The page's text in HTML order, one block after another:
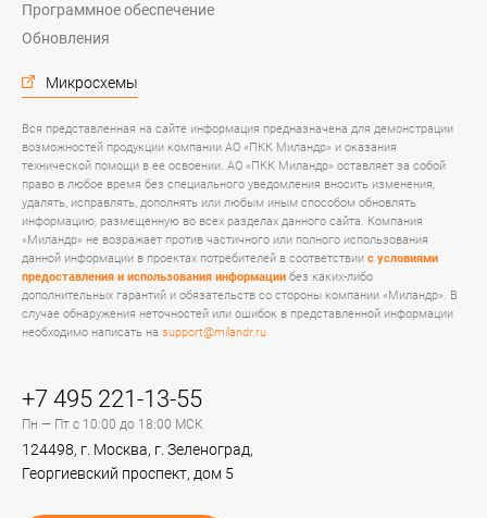
Программное обеспечение
Обновления
Микросхемы
Вся представленная на сайте информация предназначена для демонстрации
возможностей продукции компании АО «ПКК Миландр» и оказания
технической помощи в ее освоении. АО «ПКК Миландр» оставляет за собой
право в любое время без специального уведомления вносить изменения,
удалять, исправлять, дополнять или любым иным способом обновлять
информацию, размещенную во всех разделах данного сайта. Компания
«Миландр» не возражает против частичного или полного использования
данной информации в проектах потребителей в соответствии с условиями
предоставления и использования информации без каких-либо
дополнительных гарантий и обязательств со стороны компании «Миландр». В
случае обнаружения неточностей или ошибок в представленной информации
необходимо написать на support@milandr.ru
+7 495 221-13-55
Пн — Пт с 10:00 до 18:00 МСК
124498, г. Москва, г. Зеленоград,
Георгиевский проспект, дом 5